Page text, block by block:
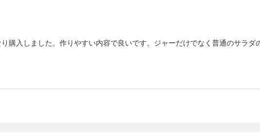
購入しました。作りやすい内容で良いです。ジャーだけでなく普通のサラ